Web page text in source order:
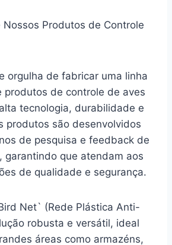
Produtos de Controle
orgulha de fabricar uma linha
produtos de controle de aves
tecnologia, durabilidade e
produtos são desenvolvidos
de pesquisa e feedback de
garantindo que atendam aos
de qualidade e segurança.
Net` (Rede Plástica Anti-
robusta e versátil, ideal
áreas como armazéns,